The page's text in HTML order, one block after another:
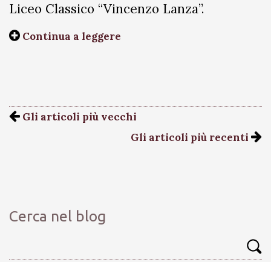
Liceo Classico “Vincenzo Lanza”.
Continua a leggere
Gli articoli più vecchi
Gli articoli più recenti
Cerca nel blog